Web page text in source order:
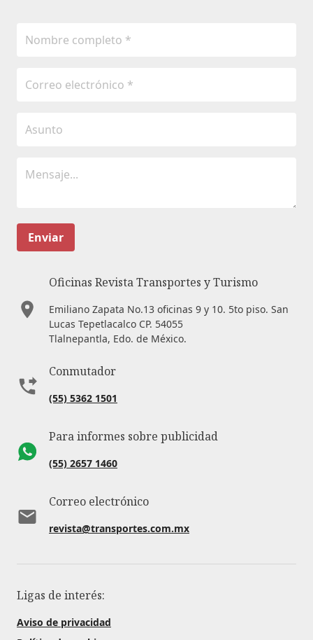
Enviar
Oficinas Revista Transportes y Turismo
Emiliano Zapata No.13 oficinas 9 y 10. 5to piso. San
Lucas Tepetlacalco CP. 54055
Tlalnepantla, Edo. de México.
Conmutador
(55) 5362 1501
Para informes sobre publicidad
(55) 2657 1460
Correo electrónico
revista@transportes.com.mx
Ligas de interés:
Aviso de privacidad